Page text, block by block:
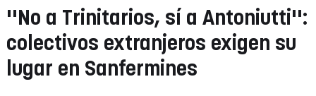
''No a Trinitarios, sí a Antoniutti'':
colectivos extranjeros exigen su
lugar en Sanfermines